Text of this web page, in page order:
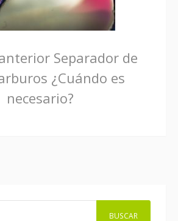
Separador de
¿Cuándo es
necesario?